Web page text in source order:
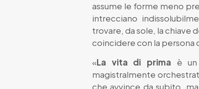
assume le forme meno
intrecciano
trovare, da sole, la chiave
coincidere con la persona
«La vita di primaè un
magistralmente
che avvince da subito,